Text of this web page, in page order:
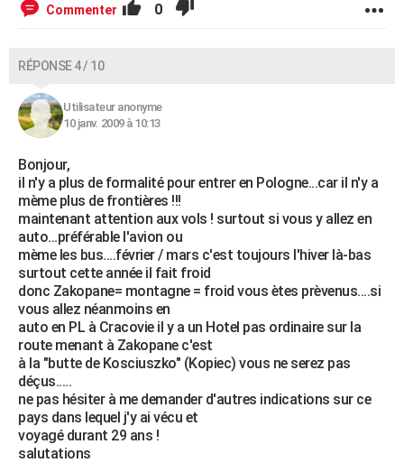
Commenter 0
RÉPONSE 4 / 10
Utilisateur anonyme
10 janv. 2009 à 10:13
Bonjour,
il n'y a plus de formalité pour entrer en Pologne...car il n'y a
mème plus de frontières !!!
maintenant attention aux vols ! surtout si vous y allez en
auto...préférable l'avion ou
mème les bus....février / mars c'est toujours l'hiver là-bas
surtout cette année il fait froid
donc Zakopane= montagne = froid vous ètes prèvenus....si
vous allez néanmoins en
auto en PL à Cracovie il y a un Hotel pas ordinaire sur la
route menant à Zakopane c'est
à la "butte de Kosciuszko" (Kopiec) vous ne serez pas
déçus.....
ne pas hésiter à me demander d'autres indications sur ce
pays dans lequel j'y ai vécu et
voyagé durant 29 ans !
salutations